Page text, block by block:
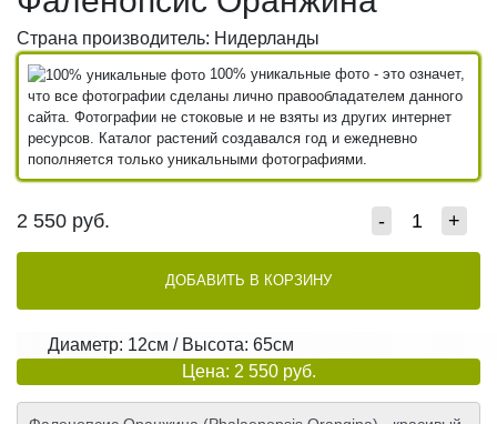
Страна производитель: Нидерланды
100% уникальные фото - это означет,
что все фотографии сделаны лично правообладателем данного
сайта. Фотографии не стоковые и не взяты из других интернет
ресурсов. Каталог растений создавался год и ежедневно
пополняется только уникальными фотографиями.
2 550 руб. - +
ДОБАВИТЬ В КОРЗИНУ
Диаметр: 12см / Высота: 65см
Цена: 2 550 руб.